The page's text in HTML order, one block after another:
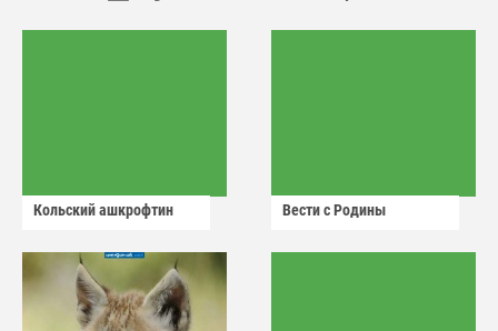
Кольский ашкрофтин Вести с Родины